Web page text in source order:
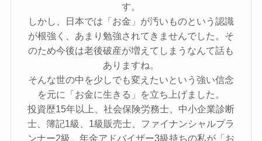
す。
しかし、日本では「お金」が汚いものという認識
が根強く、あまり勉強されてきませんでした。そ
のため今後は老後破産が増えてしまうなんて話も
ありますね。
そんな世の中を少しでも変えたいという強い信念
を元に「お金に生きる」を立ち上げました。
投資歴15年以上、社会保険労務士、中小企業診断
士、簿記1級、1級販売士、ファイナンシャルプラ
ンナー2級、年金アドバイザー3級持ちの私が「お